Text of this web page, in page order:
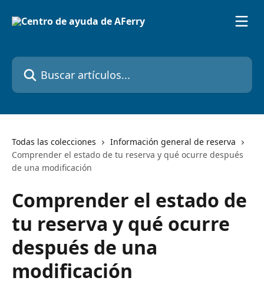
Buscar artículos...
Todas las colecciones
Información general de reserva
Comprender el estado de tu reserva y qué ocurre después
de una modificación
Comprender el estado de
tu reserva y qué ocurre
después de una
modificación